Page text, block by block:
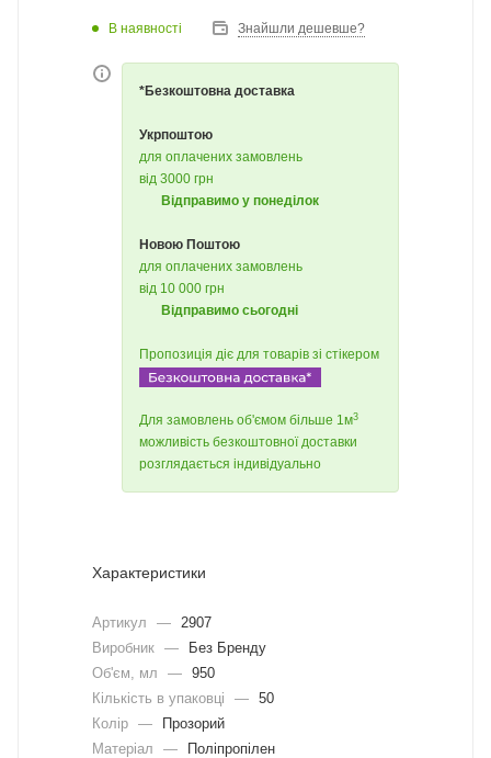
В наявності Знайшли дешевше?
*Безкоштовна доставка
Укрпоштою
для оплачених замовлень
від 3000 грн
Відправимо у понеділок
Новою Поштою
для оплачених замовлень
від 10 000 грн
Відправимо сьогодні
Пропозиція діє для товарів зі стікером
Для замовлень об'ємом більше 1м3
можливість безкоштовної доставки
розглядається індивідуально
Характеристики
Артикул —
2907
Виробник —
Без Бренду
Об'єм, мл
— 950
Кількість в упаковці
— 50
Колір —
Прозорий
Матеріал
—
Поліпропілен